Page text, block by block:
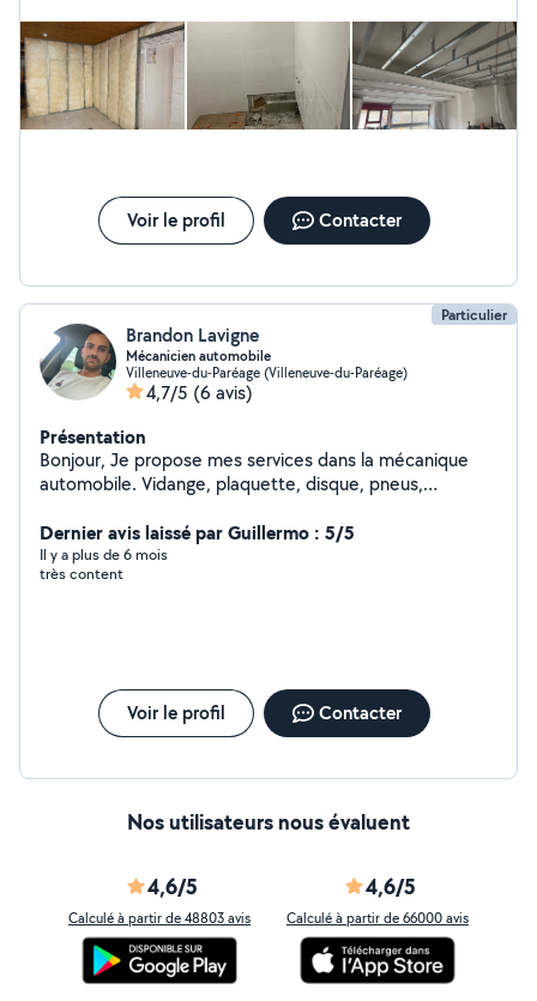
Voir le profil Contacter
Particulier
Brandon Lavigne
Mécanicien automobile
Villeneuve-du-Paréage (Villeneuve-du-Paréage)
4,7/5 (6 avis)
Présentation
Bonjour, Je propose mes services dans la mécanique
automobile. Vidange, plaquette, disque, pneus,
pas a me contacter.
Dernier avis laissé par Guillermo : 5/5
Il y a plus de 6 mois
très content
Voir le profil Contacter
Nos utilisateurs nous évaluent
4,6/5
Calculé à partir de 48803 avis
4,6/5
Calculé à partir de 66000 avis